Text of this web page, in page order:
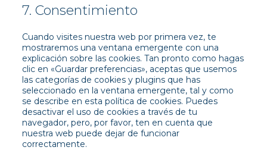
7. Consentimiento
Cuando visites nuestra web por primera vez, te
mostraremos una ventana emergente con una
explicación sobre las cookies. Tan pronto como hagas
clic en «Guardar preferencias», aceptas que usemos
las categorías de cookies y plugins que has
seleccionado en la ventana emergente, tal y como
se describe en esta política de cookies. Puedes
desactivar el uso de cookies a través de tu
navegador, pero, por favor, ten en cuenta que
nuestra web puede dejar de funcionar
correctamente.